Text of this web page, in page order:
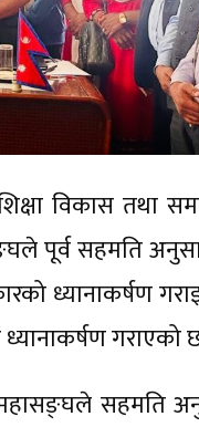
विकास तथा
पूर्व सहमति
ध्यानाकर्षण
गराएको
सहमति